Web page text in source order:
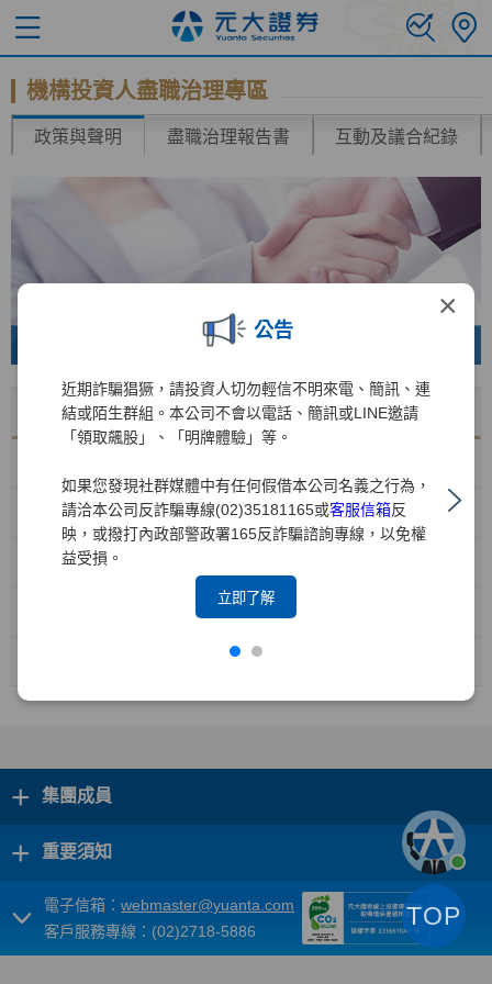
×
公告
近期詐騙猖獗，請投資人切勿輕信不明來電、簡訊、連
結或陌生群組。本公司不會以電話、簡訊或LINE邀請
「領取飆股」、「明牌體驗」等。
如果您發現社群媒體中有任何假借本公司名義之行為，
請洽本公司反詐騙專線(02)35181165或客服信箱反
映，或撥打內政部警政署165反詐騙諮詢專線，以免權
益受損。
立即了解
機構投資人盡職治理專區
政策與聲明 盡職治理報告書 互動及議合紀錄
下載
機構投資人盡職治理政策
防範利益衝突管理政策
機構投資人盡職治理守則遵循聲明(中文版)
機構投資人盡職治理守則遵循聲明(英文版)
+ 集團成員
+ 重要須知
電子信箱： webmaster@yuanta.com
客戶服務專線：(02)2718-5886
TOP